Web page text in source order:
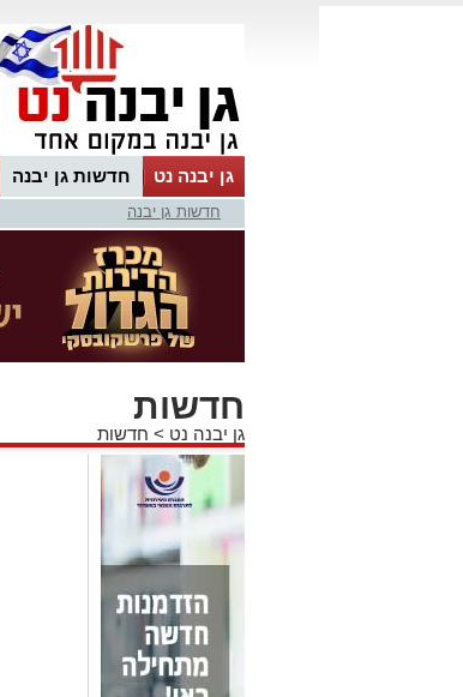
גן יבנה נט חדשות גן יבנה
MyKehila
חדשות גן יבנה
חדשות
גן יבנה נט > חדשות